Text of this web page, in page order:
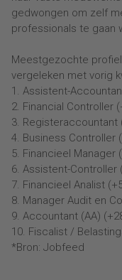
gedwongen om zelf
professionals te gaan
Meestgezochte
vergeleken met vorig
1. Assistent-
2. Financial Controller
3. Registeraccountant
4. Business Controller
5. Financieel Manager
6. Assistent-Controller
7. Financieel Analist
8. Manager Audit en
9. Accountant (AA)
10. Fiscalist /
*Bron: Jobfeed